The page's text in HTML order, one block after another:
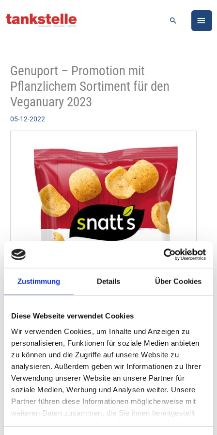
Zustimmung Details Über Cookies
Diese Webseite verwendet Cookies
Wir verwenden Cookies, um Inhalte und Anzeigen zu
personalisieren, Funktionen für soziale Medien anbieten
zu können und die Zugriffe auf unsere Website zu
analysieren. Außerdem geben wir Informationen zu Ihrer
Verwendung unserer Website an unsere Partner für
soziale Medien, Werbung und Analysen weiter. Unsere
Partner führen diese Informationen möglicherweise mit
weiteren Daten zusammen, die Sie ihnen bereitgestellt
Inhalt
Suchen
Genuport – Promotion mit
Pflanzlichem Sortiment für den
Veganuary 2023
05-12-2022
Der Januar 2023 steht ganz im Zeichen der veganen Ernährung –